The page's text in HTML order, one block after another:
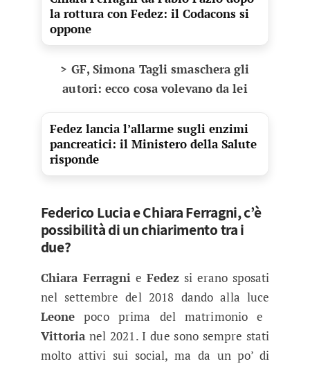
la rottura con Fedez: il Codacons si
oppone
> GF, Simona Tagli smaschera gli
autori: ecco cosa volevano da lei
Fedez lancia l’allarme sugli enzimi
pancreatici: il Ministero della Salute
risponde
Federico Lucia e Chiara Ferragni, c’è
possibilità di un chiarimento tra i
due?
Chiara Ferragni e Fedez si erano sposati
nel settembre del 2018 dando alla luce
Leone poco prima del matrimonio e
Vittorianel 2021. I due sono sempre stati
molto attivi sui social, ma da un po’ di